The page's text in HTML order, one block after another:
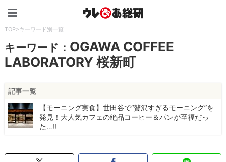
TOP>キーワード別一覧
キーワード： OGAWA COFFEE
LABORATORY 桜新町
記事一覧
【モーニング実食】世田谷で“贅沢すぎるモーニング”を
発見！大人気カフェの絶品コーヒー＆パンが至福だっ
た…!!